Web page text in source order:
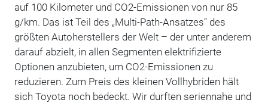
auf 100 Kilometer und CO2-Emissionen von nur 85
g/km. Das ist Teil des „Multi-Path-Ansatzes“ des
größten Autoherstellers der Welt – der unter anderem
darauf abzielt, in allen Segmenten elektrifizierte
Optionen anzubieten, um CO2-Emissionen zu
reduzieren. Zum Preis des kleinen Vollhybriden hält
sich Toyota noch bedeckt. Wir durften seriennahe und